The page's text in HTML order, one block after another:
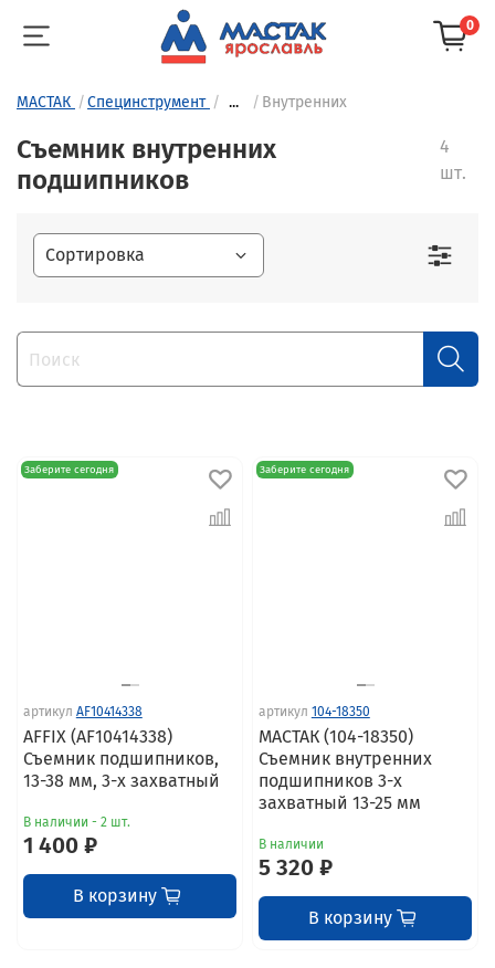
0
МАСТАК Специнструмент ... Внутренних
Съемник внутренних
подшипников
4
шт.
Заберите сегодня
артикул AF10414338
AFFIX (AF10414338)
Съемник подшипников,
13-38 мм, 3-х захватный
В наличии - 2 шт.
1 400 ₽
В корзину
Заберите сегодня
артикул 104-18350
МАСТАК (104-18350)
Съемник внутренних
подшипников 3-х
захватный 13-25 мм
В наличии
5 320 ₽
В корзину